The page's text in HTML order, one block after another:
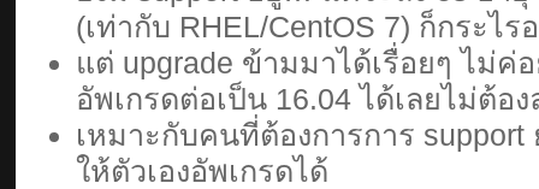
(เท่ากับ RHEL/CentOS 7) ก็กระไ
แต่ upgrade ข้ามมาได้เรื่อยๆ ไม่ค่
อัพเกรดต่อเป็น 16.04 ได้เลยไม่ต้อ
เหมาะกับคนที่ต้องการการ
ให้ตัวเองอัพเกรดได้